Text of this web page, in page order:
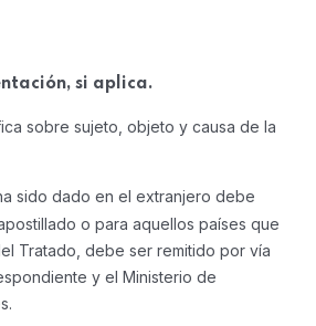
si aplica.
sobre sujeto, objeto y causa de la
sido dado en el extranjero debe
o para aquellos países que
Tratado, debe ser remitido por vía
y el Ministerio de